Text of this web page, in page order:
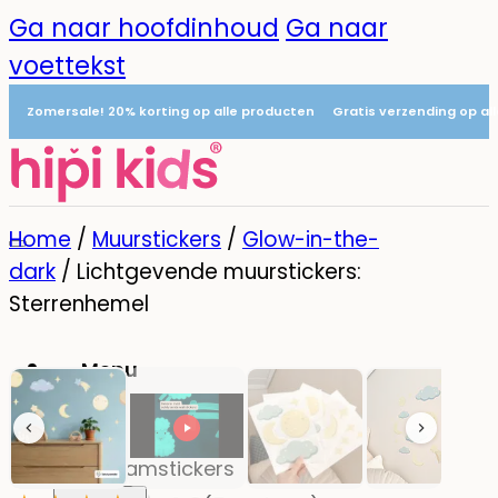
Ga naar hoofdinhoud Ga naar
voettekst
Zomersale! 20% korting op alle producten Gratis verzending op
Menu
Naamstickers
0
Home / Muurstickers / Glow-in-the-
dark / Lichtgevende muurstickers:
Sterrenhemel